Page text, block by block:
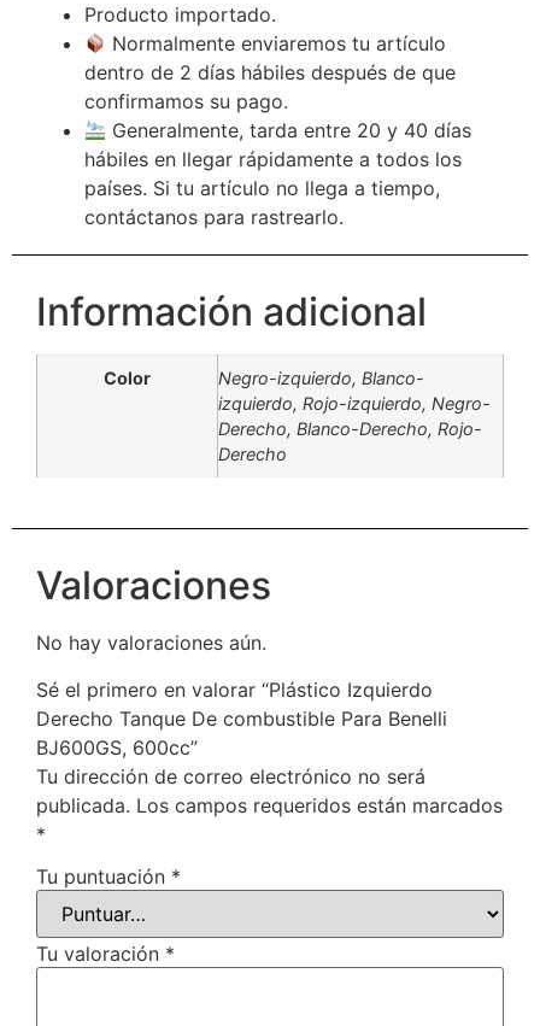
Producto importado.
Normalmente enviaremos tu artículo
dentro de 2 días hábiles después de que
confirmamos su pago.
Generalmente, tarda entre 20 y 40 días
hábiles en llegar rápidamente a todos los
países. Si tu artículo no llega a tiempo,
contáctanos para rastrearlo.
Información adicional
Color
Negro-izquierdo, Blanco-
izquierdo, Rojo-izquierdo, Negro-
Derecho, Blanco-Derecho, Rojo-
Derecho
Valoraciones
No hay valoraciones aún.
Sé el primero en valorar “Plástico Izquierdo
Derecho Tanque De combustible Para Benelli
BJ600GS, 600cc”
Tu dirección de correo electrónico no será
publicada. Los campos requeridos están marcados
*
Tu puntuación *
Tu valoración *